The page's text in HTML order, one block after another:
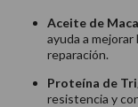
Aceite de
ayuda a
reparación.
Proteína de
resistencia y